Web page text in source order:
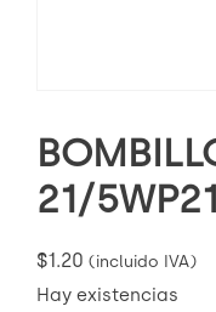
21/
$1.20 (incluido IVA)
Hay existencias